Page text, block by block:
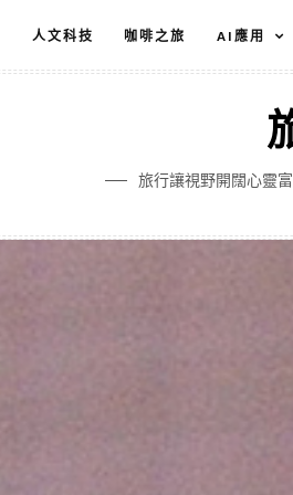
人文科技 咖啡之旅 AI應用
旅行讓視野開闊心靈